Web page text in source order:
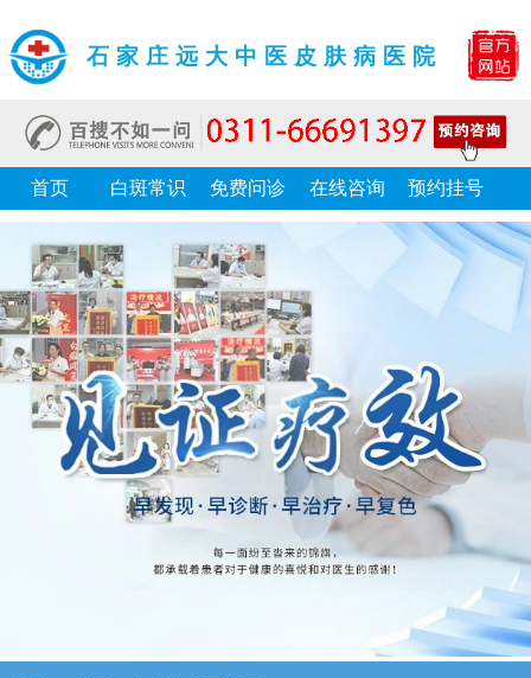
石家庄远大中医皮肤病医院
首页 白斑常识 免费问诊 在线咨询 预约挂号